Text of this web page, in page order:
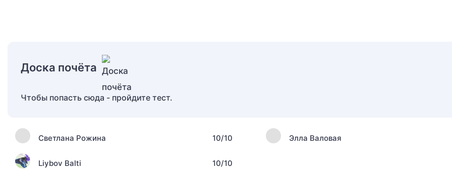
Доска почёта
Чтобы попасть сюда - пройдите тест.
Светлана Рожина 10/10 Элла Валовая
Liybov Balti 10/10